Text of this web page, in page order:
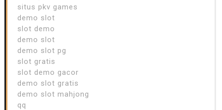
situs pkv games
demo slot
slot demo
demo slot
demo slot pg
slot gratis
slot demo gacor
demo slot gratis
demo slot mahjong
qq